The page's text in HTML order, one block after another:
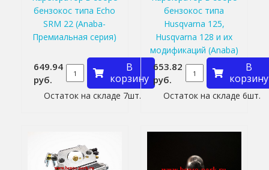
бензокос типа Echo
SRM 22 (Anaba-
Премиальная серия)
649.94
руб.
В
корзину
Остаток на складе 7шт.
бензокос типа
Husqvarna 125,
Husqvarna 128 и их
модификаций (Anaba)
653.82
руб.
В
корзину
Остаток на складе 6шт.